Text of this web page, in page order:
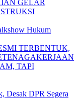
Hukum
Desak DPR Segera